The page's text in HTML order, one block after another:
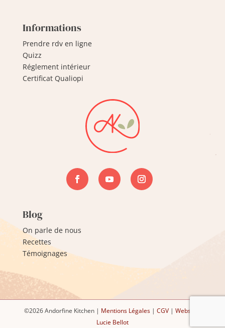
Informations
Prendre rdv en ligne
Quizz
Réglement intérieur
Certificat Qualiopi
Blog
On parle de nous
Recettes
Témoignages
©2026 Andorfine Kitchen | Mentions Légales| CGV | Website :
Lucie Bellot